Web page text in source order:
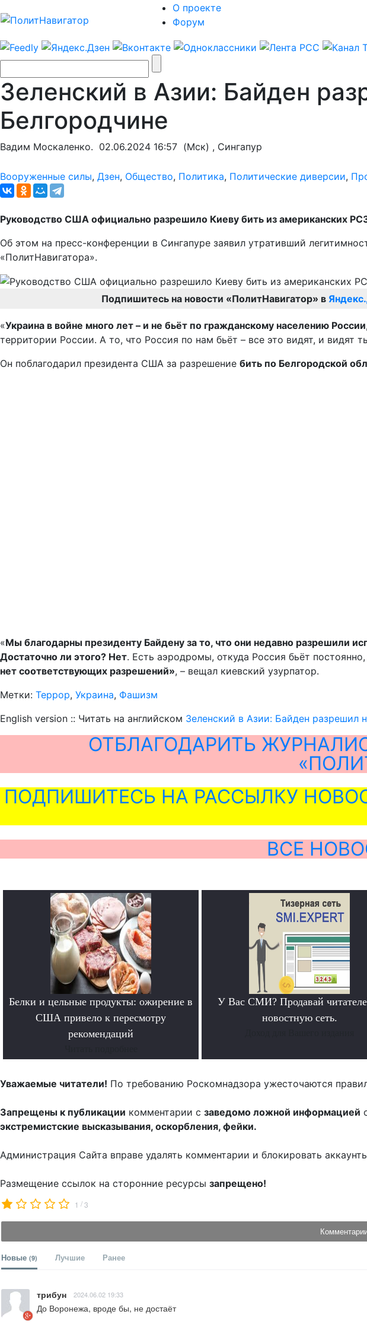
О проекте
Форум
Зеленский в Азии: Байден
Белгородчине
Вадим Москаленко. 02.06.2024 16:57 (Мск) , Сингапур
Вооруженные силы, Дзен, Общество, Политика, Политические диверсии,
Руководство США официально разрешило Киеву бить из американских
Об этом на пресс-конференции в Сингапуре заявил утративший
«ПолитНавигатора».
Подпишитесь на новости «ПолитНавигатор» в
«Украина в войне много лет – и не бьёт по гражданскому населению России
территории России. А то, что Россия по нам бьёт – все это видят, и видят
Он поблагодарил президента США за разрешение бить по Белгородской
«Мы благодарны президенту Байдену за то, что они недавно разрешили
Достаточно ли этого? Нет. Есть аэродромы, откуда Россия бьёт
нет соответствующих разрешений», – вещал киевский узурпатор.
Метки: Террор, Украина, Фашизм
English version :: Читать на английском Зеленский в Азии: Байден разрешил
ОТБЛАГОДАРИТЬ
ПОДПИШИТЕСЬ НА РАССЫЛКУ
ВСЕ
Белки и цельные продукты: ожирение в
США привело к пересмотру
рекомендаций
У Вас СМИ? Продавай
новостную сеть.
Уважаемые читатели! По требованию Роскомнадзора ужесточаются
Запрещены к публикации комментарии с заведомо ложной информацией
экстремистские высказывания, оскорбления, фейки.
Администрация Сайта вправе удалять комментарии и блокировать
Размещение ссылок на сторонние ресурсы запрещено!
1 /3
Новые (9) Лучшие Ранее
трибун 2024.06.02 19:33
До Воронежа, вроде бы, не достаёт